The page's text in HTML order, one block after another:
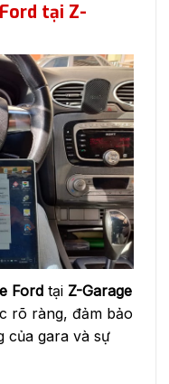
tại Z-
Ford tại Z-Garage
rõ ràng, đảm bảo
của gara và sự